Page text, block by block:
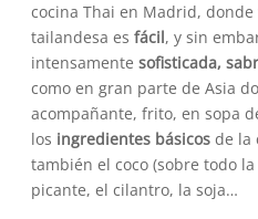
cocina Thai en Madrid, donde
tailandesa es fácil, y sin
intensamente sofisticada,
como en gran parte de Asia
acompañante, frito, en sopa
los ingredientes básicos de la
también el coco (sobre todo
picante, el cilantro, la soja…